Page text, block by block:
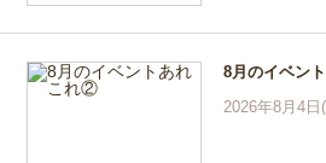
8月のイベン
2026年8月4日